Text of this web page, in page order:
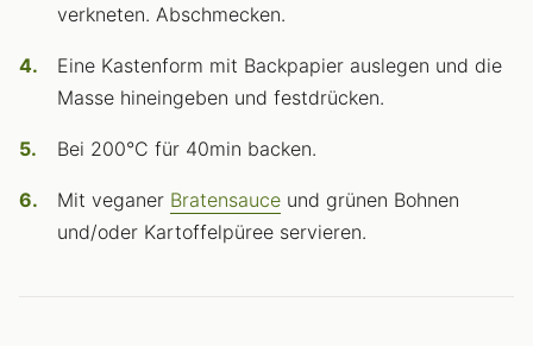
verkneten. Abschmecken.
Eine Kastenform mit Backpapier auslegen und die
Masse hineingeben und festdrücken.
Bei 200°C für 40min backen.
Mit veganer Bratensauce und grünen Bohnen
und/oder Kartoffelpüree servieren.